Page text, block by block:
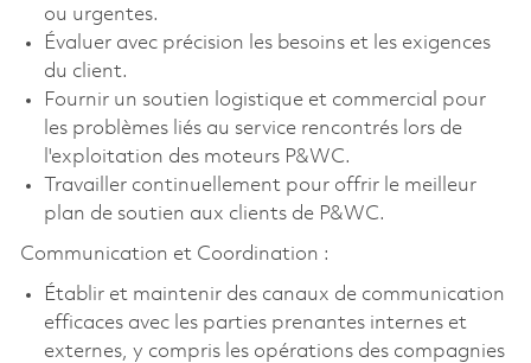
ou urgentes.
Évaluer avec précision les besoins et les exigences
du client.
Fournir un soutien logistique et commercial pour
les problèmes liés au service rencontrés lors de
l'exploitation des moteurs P&WC.
Travailler continuellement pour offrir le meilleur
plan de soutien aux clients de P&WC.
Communication et Coordination :
Établir et maintenir des canaux de communication
efficaces avec les parties prenantes internes et
externes, y compris les opérations des compagnies